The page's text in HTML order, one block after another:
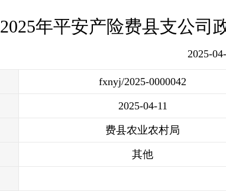
2025年平安产险费县支公司
2025-
fxnyj/2025-0000042
2025-04-11
费县农业农村局
其他